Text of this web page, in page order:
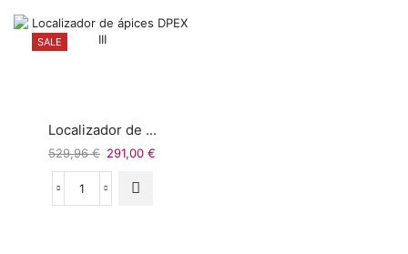
SALE
Localizador de ...
529,96€ 291,00 €